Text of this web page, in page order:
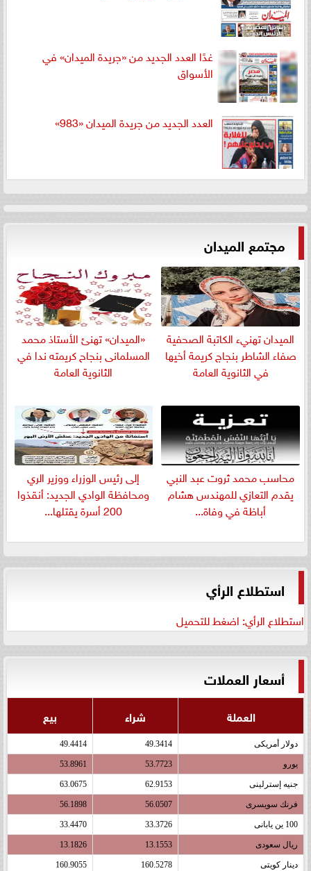
غدًا العدد الجديد من «جريدة الميدان» في
الأسواق
العدد الجديد من جريدة الميدان «983»
مجتمع الميدان
الميدان تهنيء الكاتبة الصحفية
صفاء الشاطر بنجاج كريمة أخيها
في الثانوية العامة
«الميدان» تهنئ الأستاذ محمد
المسلمانى بنجاح كريمته ندا في
الثانوية العامة
​محاسب محمد ثروت عبد النبي
يقدم التعازي للمهندس هشام
أباظة في وفاة...
إلى رئيس الوزراء ووزير الري
ومحافظة الوادي الجديد: أنقذوا
200 أسرة يقتلها...
استطلاع الرأي
استطلاع الرأي: اضغط للتحميل
أسعار العملات
العملة شراء بيع
دولار أمريكى 49.3414
49.4414
يورو 53.7723
53.8961
جنيه إسترلينى 62.9153
63.0675
فرنك سويسرى 56.0507
56.1898
100 ين يابانى 33.3726
33.4470
ريال سعودى 13.1553
13.1826
دينار كويتى 160.5278
160.9055